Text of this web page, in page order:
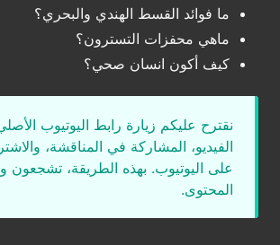
ما فوائد القسط الهندي والبحري؟
ماهي محفزات التسترون؟
كيف أكون انسان صحي؟
نقترح عليكم زيارة رابط اليوتيوب
الفيديو، المشاركة في المناقشة،
على اليوتيوب. بهذه الطريقة، تشجعون
المحتوى.